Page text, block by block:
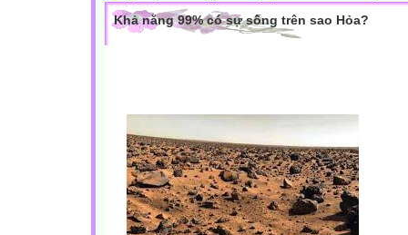
Khả năng 99% có sự sống trên sao Hỏa?